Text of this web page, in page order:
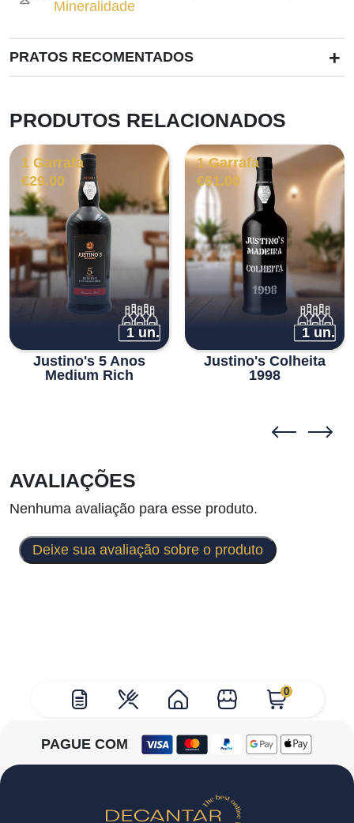
0
Mineralidade
PRATOS RECOMENTADOS +
PRODUTOS RELACIONADOS
1 Garrafa
€29.00
1 un.
Justino's 5 Anos
Medium Rich
1 Garrafa
€61.00
1 un.
Justino's Colheita
1998
AVALIAÇÕES
Nenhuma avaliação para esse produto.
Deixe sua avaliação sobre o produto
PAGUE COM